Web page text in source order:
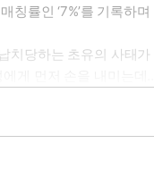
칭률인 ‘7%’를 기록하
치당하는 초유의 사태가
잖아요.”